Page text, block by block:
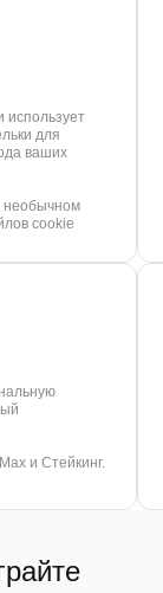
использует
для
ваших
необычном
cookie
и Стейкинг.